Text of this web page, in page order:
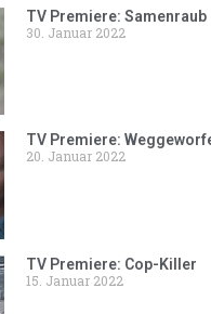
TV Premiere: Samenraub
30. Januar 2022
TV Premiere:
20. Januar 2022
TV Premiere: Cop-Killer
15. Januar 2022